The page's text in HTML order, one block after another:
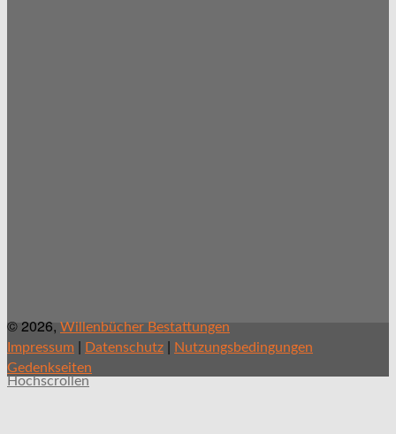
© 2026, Willenbücher Bestattungen
Impressum | Datenschutz | Nutzungsbedingungen
Gedenkseiten
Hochscrollen